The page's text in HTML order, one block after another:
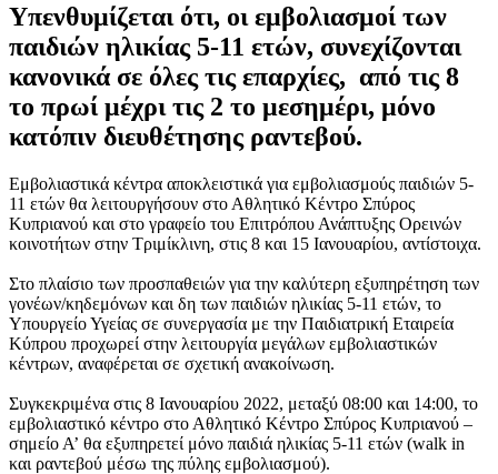
Υπενθυμίζεται ότι, οι εμβολιασμοί των
παιδιών ηλικίας 5-11 ετών, συνεχίζονται
κανονικά σε όλες τις επαρχίες, από τις 8
το πρωί μέχρι τις 2 το μεσημέρι, μόνο
κατόπιν διευθέτησης ραντεβού.
Εμβολιαστικά κέντρα αποκλειστικά για εμβολιασμούς παιδιών 5-
11 ετών θα λειτουργήσουν στο Αθλητικό Κέντρο Σπύρος
Κυπριανού και στο γραφείο του Επιτρόπου Ανάπτυξης Ορεινών
κοινοτήτων στην Τριμίκλινη, στις 8 και 15 Ιανουαρίου, αντίστοιχα.
Στο πλαίσιο των προσπαθειών για την καλύτερη εξυπηρέτηση των
γονέων/κηδεμόνων και δη των παιδιών ηλικίας 5-11 ετών, το
Υπουργείο Υγείας σε συνεργασία με την Παιδιατρική Εταιρεία
Κύπρου προχωρεί στην λειτουργία μεγάλων εμβολιαστικών
κέντρων, αναφέρεται σε σχετική ανακοίνωση.
Συγκεκριμένα στις 8 Ιανουαρίου 2022, μεταξύ 08:00 και 14:00, το
εμβολιαστικό κέντρο στο Αθλητικό Κέντρο Σπύρος Κυπριανού –
σημείο Α’ θα εξυπηρετεί μόνο παιδιά ηλικίας 5-11 ετών (walk in
και ραντεβού μέσω της πύλης εμβολιασμού).